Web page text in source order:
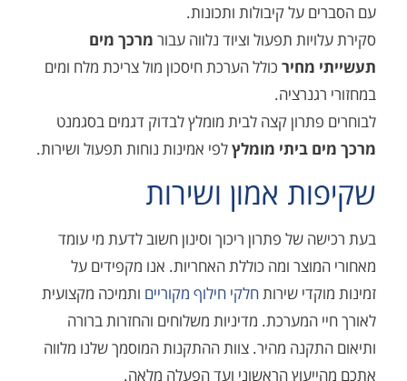
על קיבולות ותכונות.
תפעול וציוד נלווה עבורמרכך מים
מחירכולל הערכת חיסכון מול צריכת מלח ומים
קצה לבית מומלץ לבדוק דגמים בסגמנט
ביתי מומלץלפי אמינות נוחות תפעול ושירות.
אמון ושירות
של פתרון ריכוך וסינון חשוב לדעת מי עומד
ומה כוללת האחריות. אנו מקפידים על
שירותחלקי חילוף מקורייםותמיכה מקצועית
המערכת. מדיניות משלוחים והחזרות ברורה
מהיר. צוות ההתקנות המוסמך שלנו מלווה
הראשוני ועד הפעלה מלאה.